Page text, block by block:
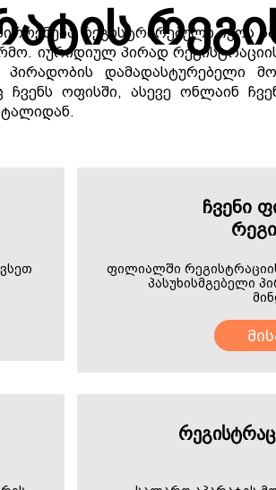
რეგისტრირებული იყოს
იურიდიულ პირად
დამადასტურებელი
ოფისში, ასევე ონლაინ
ჩვენი
ფილიალში
პასუხისმგებელი